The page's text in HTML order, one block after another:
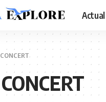
Actual
CONCERT
CONCERT